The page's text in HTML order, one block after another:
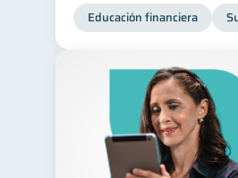
Tarjeta de crédito
4
Derechos & Deberes 4
Superintendencia de
Inversiones 2
Educación financiera